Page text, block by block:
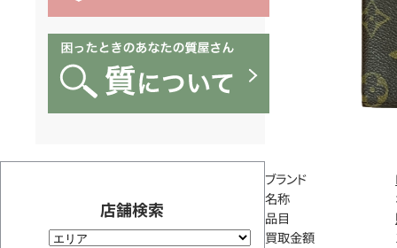
店舗検索
ブランド
名称
品目
買取金額